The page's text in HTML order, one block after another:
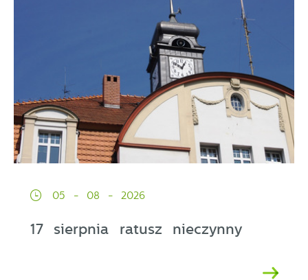
05 - 08 - 2026
17 sierpnia ratusz nieczynny